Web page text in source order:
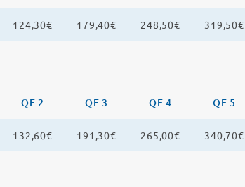
124,30€ 179,40€ 248,50€ 319,50€
QF 2 QF 3 QF 4 QF 5
132,60€ 191,30€ 265,00€ 340,70€